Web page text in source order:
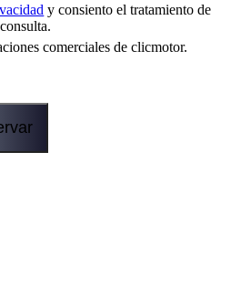
y consiento el tratamiento de
comerciales de clicmotor.